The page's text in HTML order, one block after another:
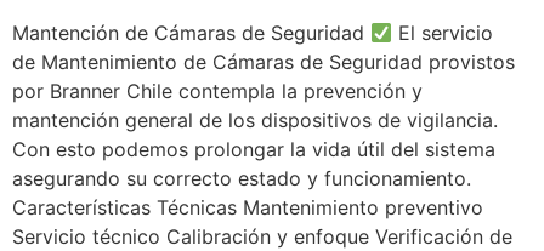
Mantención de Cámaras de Seguridad
El servicio
de Mantenimiento de Cámaras de Seguridad provistos
por Branner Chile contempla la prevención y
mantención general de los dispositivos de vigilancia.
Con esto podemos prolongar la vida útil del sistema
asegurando su correcto estado y funcionamiento.
Características Técnicas Mantenimiento preventivo
Servicio técnico Calibración y enfoque Verificación de